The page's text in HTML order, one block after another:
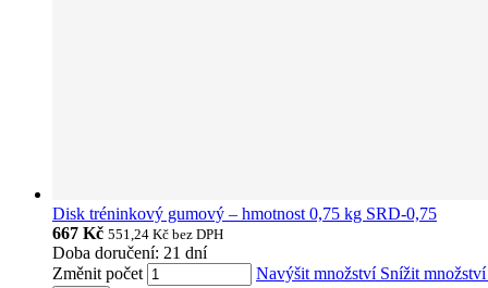
Disk tréninkový gumový – hmotnost 0,75 kg SRD-0,75
667 Kč 551,24 Kč bez DPH
Doba doručení: 21 dní
Změnit počet
Navýšit množství Snížit